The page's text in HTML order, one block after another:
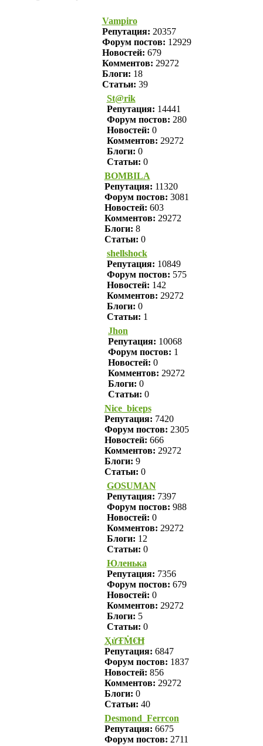
Vampiro
Репутация: 20357
Форум постов: 12929
Новостей: 679
Комментов: 29272
Блоги: 18
Статьи: 39
St@rik
Репутация: 14441
Форум постов: 280
Новостей: 0
Комментов: 29272
Блоги: 0
Статьи: 0
BOMBILA
Репутация: 11320
Форум постов: 3081
Новостей: 603
Комментов: 29272
Блоги: 8
Статьи: 0
shellshock
Репутация: 10849
Форум постов: 575
Новостей: 142
Комментов: 29272
Блоги: 0
Статьи: 1
Jhon
Репутация: 10068
Форум постов: 1
Новостей: 0
Комментов: 29272
Блоги: 0
Статьи: 0
Nice_biceps
Репутация: 7420
Форум постов: 2305
Новостей: 666
Комментов: 29272
Блоги: 9
Статьи: 0
GOSUMAN
Репутация: 7397
Форум постов: 988
Новостей: 0
Комментов: 29272
Блоги: 12
Статьи: 0
Юленька
Репутация: 7356
Форум постов: 679
Новостей: 0
Комментов: 29272
Блоги: 5
Статьи: 0
ҲửŦṀ€Ħ
Репутация: 6847
Форум постов: 1837
Новостей: 856
Комментов: 29272
Блоги: 0
Статьи: 40
Desmond_Ferrcon
Репутация: 6675
Форум постов: 2711